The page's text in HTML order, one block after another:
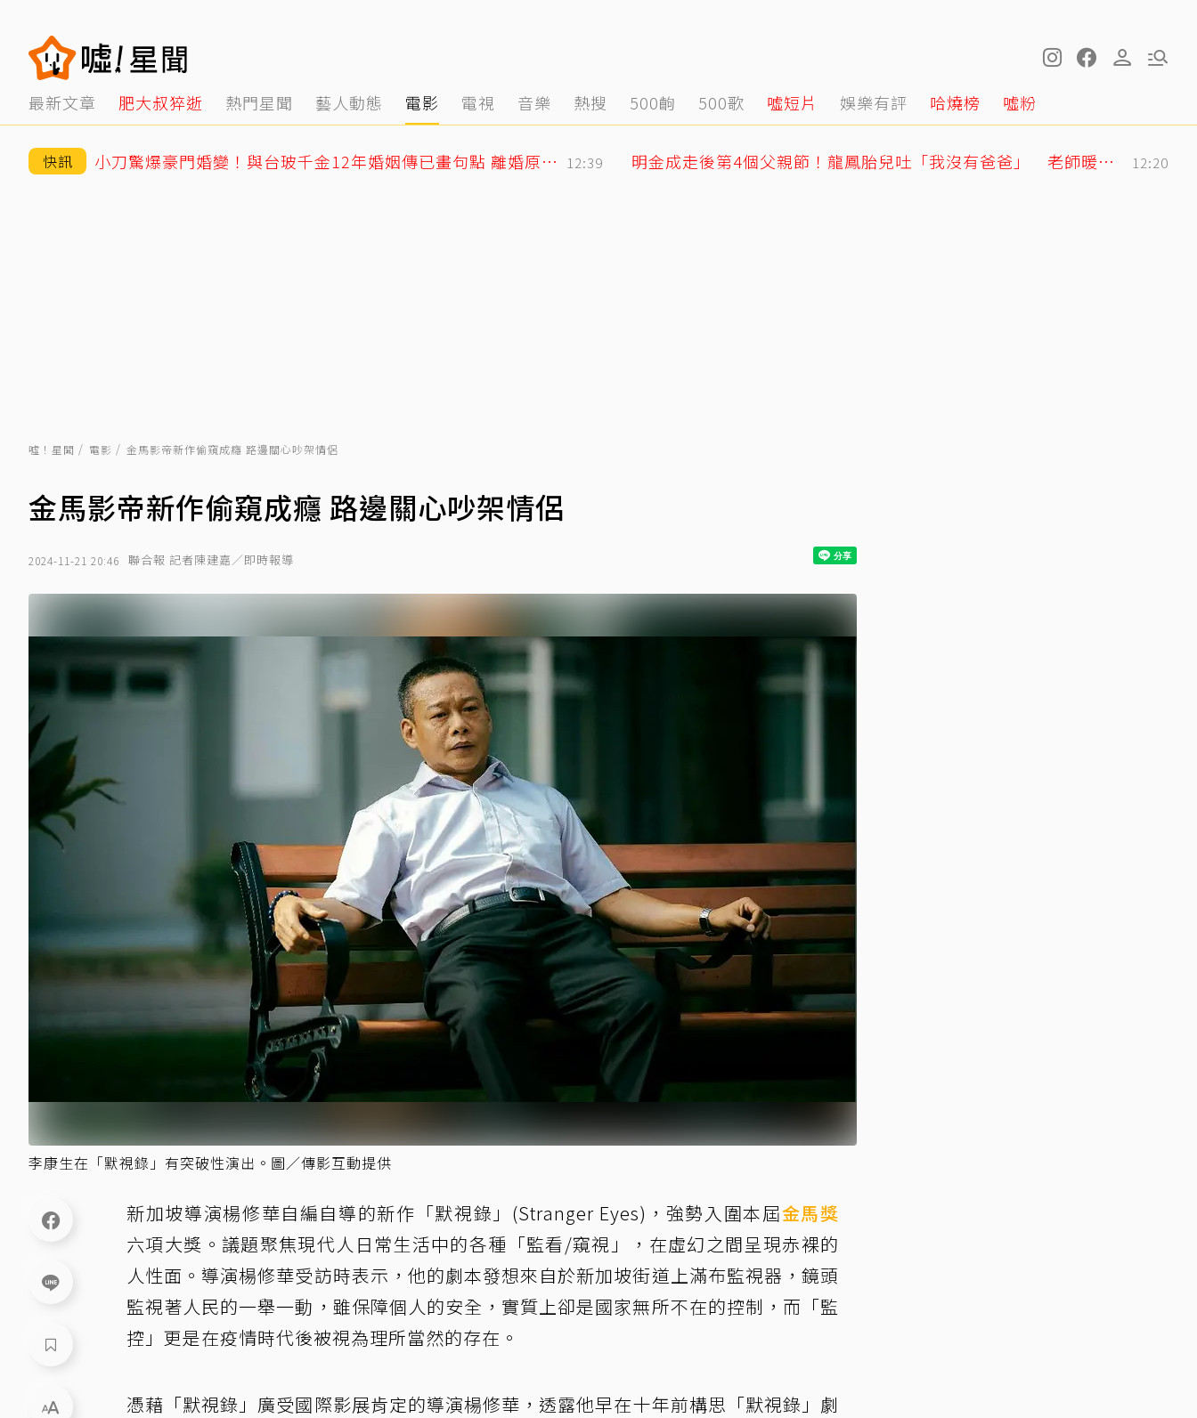
最新文章 肥大叔猝逝 熱門星聞 藝人動態 電影 電視 音樂 熱搜 500齣 500歌 噓短片 娛樂有評 哈燒榜 噓粉
快訊 小刀驚爆豪門婚變！與台玻千金12年婚姻傳已畫句點 離婚原因曝光 12:39 明金成走後第4個父親節！龍鳳胎兒吐「我沒有爸爸」 老師暖回一句話全網鼻酸 12:20
噓！星聞 電影 金馬影帝新作偷窺成癮 路邊關心吵架情侶
金馬影帝新作偷窺成癮 路邊關心吵架情侶
2024-11-21 20:46 聯合報 記者陳建嘉／即時報導
李康生在「默視錄」有突破性演出。圖／傳影互動提供
新加坡導演楊修華自編自導的新作「默視錄」(Stranger Eyes)，強勢入圍本屆金馬獎
六項大獎。議題聚焦現代人日常生活中的各種「監看/窺視」，在虛幻之間呈現赤裸的
人性面。導演楊修華受訪時表示，他的劇本發想來自於新加坡街道上滿布監視器，鏡頭
監視著人民的一舉一動，雖保障個人的安全，實質上卻是國家無所不在的控制，而「監
控」更是在疫情時代後被視為理所當然的存在。
憑藉「默視錄」廣受國際影展肯定的導演楊修華，透露他早在十年前構思「默視錄」劇